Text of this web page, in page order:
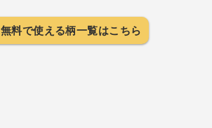
無料で使える柄一覧はこちら